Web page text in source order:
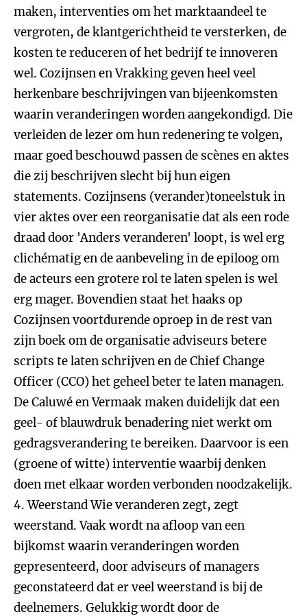
maken, interventies om het marktaandeel te
vergroten, de klantgerichtheid te versterken, de
kosten te reduceren of het bedrijf te innoveren
wel. Cozijnsen en Vrakking geven heel veel
herkenbare beschrijvingen van bijeenkomsten
waarin veranderingen worden aangekondigd. Die
verleiden de lezer om hun redenering te volgen,
maar goed beschouwd passen de scènes en aktes
die zij beschrijven slecht bij hun eigen
statements. Cozijnsens (verander)toneelstuk in
vier aktes over een reorganisatie dat als een rode
draad door 'Anders veranderen' loopt, is wel erg
clichématig en de aanbeveling in de epiloog om
de acteurs een grotere rol te laten spelen is wel
erg mager. Bovendien staat het haaks op
Cozijnsen voortdurende oproep in de rest van
zijn boek om de organisatie adviseurs betere
scripts te laten schrijven en de Chief Change
Officer (CCO) het geheel beter te laten managen.
De Caluwé en Vermaak maken duidelijk dat een
geel- of blauwdruk benadering niet werkt om
gedragsverandering te bereiken. Daarvoor is een
(groene of witte) interventie waarbij denken
doen met elkaar worden verbonden noodzakelijk.
4. WeerstandWie veranderen zegt, zegt
weerstand. Vaak wordt na afloop van een
bijkomst waarin veranderingen worden
gepresenteerd, door adviseurs of managers
geconstateerd dat er veel weerstand is bij de
deelnemers. Gelukkig wordt door de